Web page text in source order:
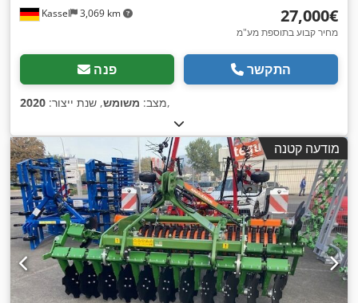
Kassel 3,069 km ‏27,000 ‏€
מחיר קבוע בתוספת מע"מ
פנה התקשר
מצב: משומש, שנת ייצור: 2020 ,
מודעה קטנה